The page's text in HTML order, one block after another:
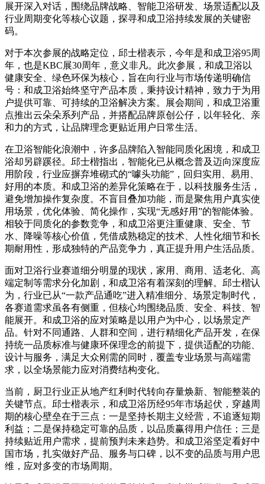
展开深入对话，围绕品牌战略、智能卫浴研发、场景适配以及
行业周期变化等核心议题，探寻和成卫浴持续发展的关键密
码。
对于本次参展的战略定位，邱士楷表示，今年是和成卫浴95周
年，也是KBC展30周年，意义非凡。此次参展，和成卫浴以
健康安全、绿色环保为核心，旨在向行业与市场传递明确信
号：和成卫浴始终坚守产品本质，秉持设计精神，致力于为用
户提供可靠、可持续的卫浴解决方案。展会期间，和成卫浴重
点推出云朵朵系列产品，并搭配品牌原创公仔，以年轻化、亲
和力的方式，让品牌理念更贴近用户日常生活。
在卫浴智能化浪潮中，许多品牌陷入智能同质化困境，和成卫
浴却另辟蹊径。邱士楷指出，智能化已从概念普及迈向深度应
用阶段，行业应摒弃堆砌式的“噱头功能”，回归实用、易用、
好用的本质。和成卫浴的差异化策略在于，以科技服务生活，
避免增加操作复杂度。不盲目叠加功能，而是聚焦用户真实使
用场景，优化体验、简化操作，实现“无感好用”的智能体验。
相较于同质化的参数竞争，和成卫浴更注重健康、安全、节
水、降噪等核心价值，凭借成熟稳定的技术、人性化细节和长
期耐用性，形成独特的产品竞争力，真正提升用户生活品质。
面对卫浴行业赛道细分明显的现状，家用、商用、适老化、高
端定制等需求分化加剧，和成卫浴有着深刻的理解。邱士楷认
为，行业已从“一款产品通吃”进入精准细分、场景定制时代，
各赛道需求虽各有侧重，但核心均围绕品质、安全、科技、智
能展开。和成卫浴的应对策略是以用户为中心，以场景定产
品。针对不同通路、人群和空间，进行精细化产品开发，在保
持统一品质标准与健康环保理念的前提下，提供适配的功能、
设计与服务，满足大众刚需的同时，覆盖专业场景与高端需
求，以全场景能力应对消费结构变化。
当前，厨卫行业正从地产红利时代转向存量焕新、智能整装的
关键节点。邱士楷表示，和成卫浴历经95年市场起伏，穿越周
期的核心壁垒在于三点：一是坚持长期主义经营，不追逐短期
利益；二是保持稳定可靠的品质，以品质赢得用户信任；三是
持续贴近用户需求，提前预判未来趋势。和成卫浴坚定看好中
国市场，扎实做好产品、服务与口碑，以不变的品质与用户思
维，应对多变的市场周期。